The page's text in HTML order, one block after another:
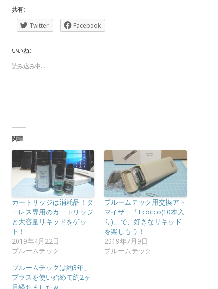
共有:
Twitter
Facebook
いいね:
読み込み中…
関連
カートリッジは消耗品！タ
ーレス専用のカートリッジ
と大容量リキッドをゲッ
ト！
2019年4月22日
プルームテック
プルームテック用交換アト
マイザー「Ecocco(10本入
り)」で、好きなリキッド
を楽しもう！
2019年7月9日
プルームテック
プルームテックは約3年、
プラスを使い始めて約2ヶ
月経ちましたｗ